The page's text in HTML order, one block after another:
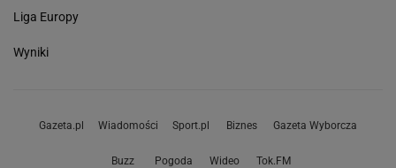
Liga Europy
Wyniki
Gazeta.pl Wiadomości Sport.pl Biznes Gazeta Wyborcza
Buzz Pogoda Wideo Tok.FM